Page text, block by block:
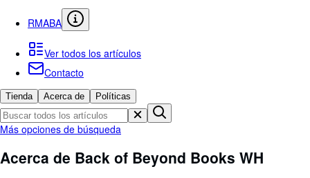
Arte y coleccionismo
Vendedores
Comenzar a vender
Ayuda
CERRAR
RMABA
Ver todos los artículos
Contacto
Tienda Acerca de Políticas
Más opciones de búsqueda
Acerca de Back of Beyond Books WH